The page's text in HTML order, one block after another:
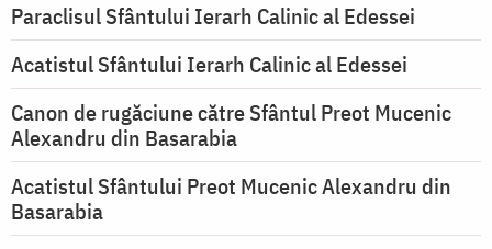
Paraclisul Sfântului Ierarh Calinic al Edessei
Acatistul Sfântului Ierarh Calinic al Edessei
Canon de rugăciune către Sfântul Preot Mucenic
Alexandru din Basarabia
Acatistul Sfântului Preot Mucenic Alexandru din
Basarabia